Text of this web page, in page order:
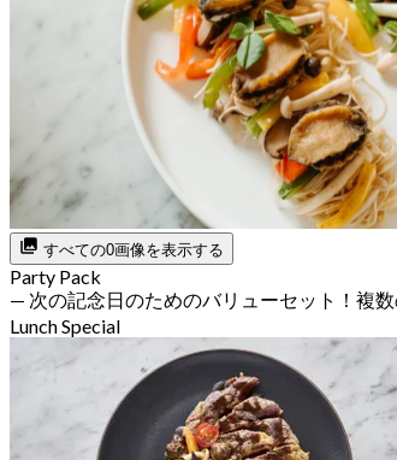
すべての0画像を表示する
Party Pack
— 次の記念日のためのバリューセット！複
Lunch Special